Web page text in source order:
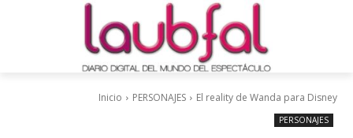
Inicio PERSONAJES El reality de Wanda para Disney
PERSONAJES